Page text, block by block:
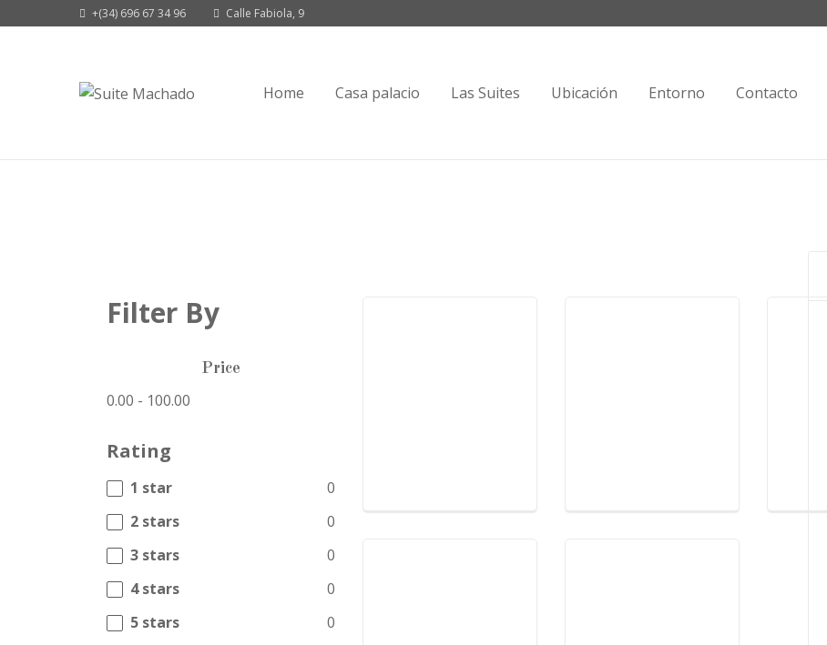
+(34) 696 67 34 96 Calle Fabiola, 9
Home Casa palacio Las Suites Ubicación Entorno Contacto
Filter By
Price
0.00 - 100.00
Rating
1 star
0
2 stars
0
3 stars
0
4 stars
0
5 stars
0